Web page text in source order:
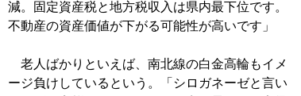
減。固定資産税と地方税収入は県内最下位です。
不動産の資産価値が下がる可能性が高いです」
老人ばかりといえば、南北線の白金高輪もイメ
ージ負けしているという。「シロガネーゼと言い